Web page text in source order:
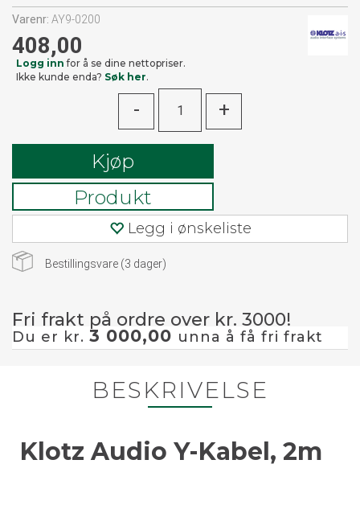
Varenr: AY9-0200
408,00
Logg inn for å se dine nettopriser.
Ikke kunde enda? Søk her.
- +
Kjøp
Produkt
Legg i ønskeliste
Bestillingsvare (3 dager)
Fri frakt på ordre over kr. 3000!
Du er kr. 3 000,00 unna å få fri frakt
BESKRIVELSE
Klotz Audio Y-Kabel, 2m